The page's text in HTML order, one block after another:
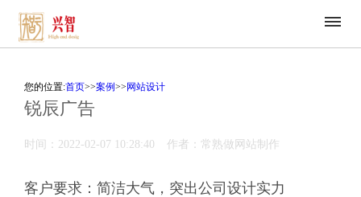
您的位置:首页>>案例>> 网站设计
锐辰广告
时间：2022-02-07 10:28:40 作者：常熟做网站制作
客户要求：简洁大气，突出公司设计实力